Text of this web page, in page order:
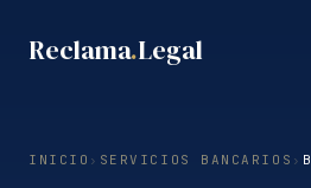
Reclama.Legal
INICIO › SERVICIOS BANCARIOS ›